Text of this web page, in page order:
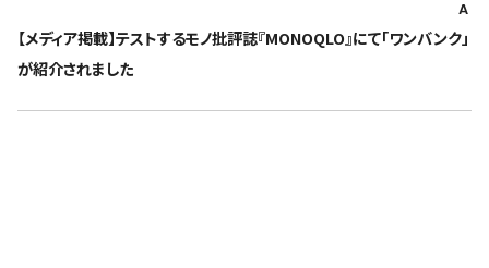
A
【メディア掲載】テストするモノ批評誌『MONOQLO』にて「ワンバンク」
が紹介されました